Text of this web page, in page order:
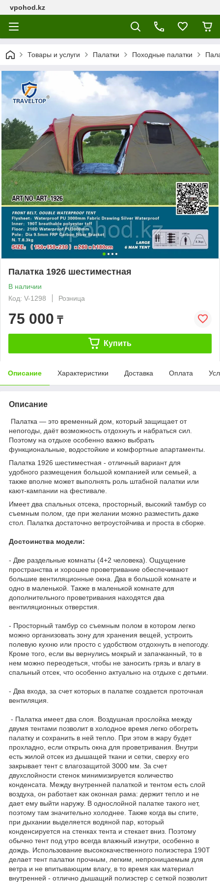
vpohod.kz
Товары и услуги Палатки Походные палатки
Палатка 1926 шестиместная
В наличии
Код: V-1298
Розница
75 000 ₸
Купить
Описание Характеристики Доставка Оплата
Описание
Палатка — это временный дом, который защищает от
непогоды, даёт возможность отдохнуть и набраться сил.
Поэтому на отдыхе особенно важно выбрать
функциональные, водостойкие и комфортные апартаменты.
Палатка 1926 шестиместная - отличный вариант для
удобного размещения большой компанией или семьей, а
также вполне может выполнять роль штабной палатки или
кают-кампании на фестивале.
Имеет два спальных отсека, просторный, высокий тамбур со
съемным полом, где при желании можно разместить даже
стол. Палатка достаточно ветроустойчива и проста в сборке.
Достоинства модели:
- Две раздельные комнаты (4+2 человека). Ощущение
пространства и хорошее проветривание обеспечивают
большие вентиляционные окна. Два в большой комнате и
одно в маленькой. Также в маленькой комнате для
дополнительного проветривания находятся два
вентиляционных отверстия.
- Просторный тамбур со съемным полом в котором легко
можно организовать зону для хранения вещей, устроить
полевую кухню или просто с удобством отдохнуть в непогоду.
Кроме того, если вы вернулись мокрый и запачканный, то в
нем можно переодеться, чтобы не заносить грязь и влагу в
спальный отсек, что особенно актуально на отдыхе с детьми.
- Два входа, за счет которых в палатке создается проточная
вентиляция.
- Палатка имеет два слоя. Воздушная прослойка между
двумя тентами позволит в холодное время легко обогреть
палатку и сохранить в ней тепло. При этом в жару будет
прохладно, если открыть окна для проветривания. Внутри
есть жилой отсек из дышащей ткани и сетки, сверху его
закрывает тент с влагозащитой 3000 мм. За счет
двухслойности стенок минимизируется количество
конденсата. Между внутренней палаткой и тентом есть слой
воздуха, он работает как оконная рама: держит тепло и не
дает ему выйти наружу. В однослойной палатке такого нет,
поэтому там значительно холоднее. Также когда вы спите,
при дыхании выделяется водяной пар, который
конденсируется на стенках тента и стекает вниз. Поэтому
обычно тент под утро всегда влажный изнутри, особенно в
дождь. Использование высококачественного полиэстера 190Т
делает тент палатки прочным, легким, непроницаемым для
ветра и не впитывающим влагу, в то время как материал
внутренней - отлично дышащий полиэстер с сеткой позволит